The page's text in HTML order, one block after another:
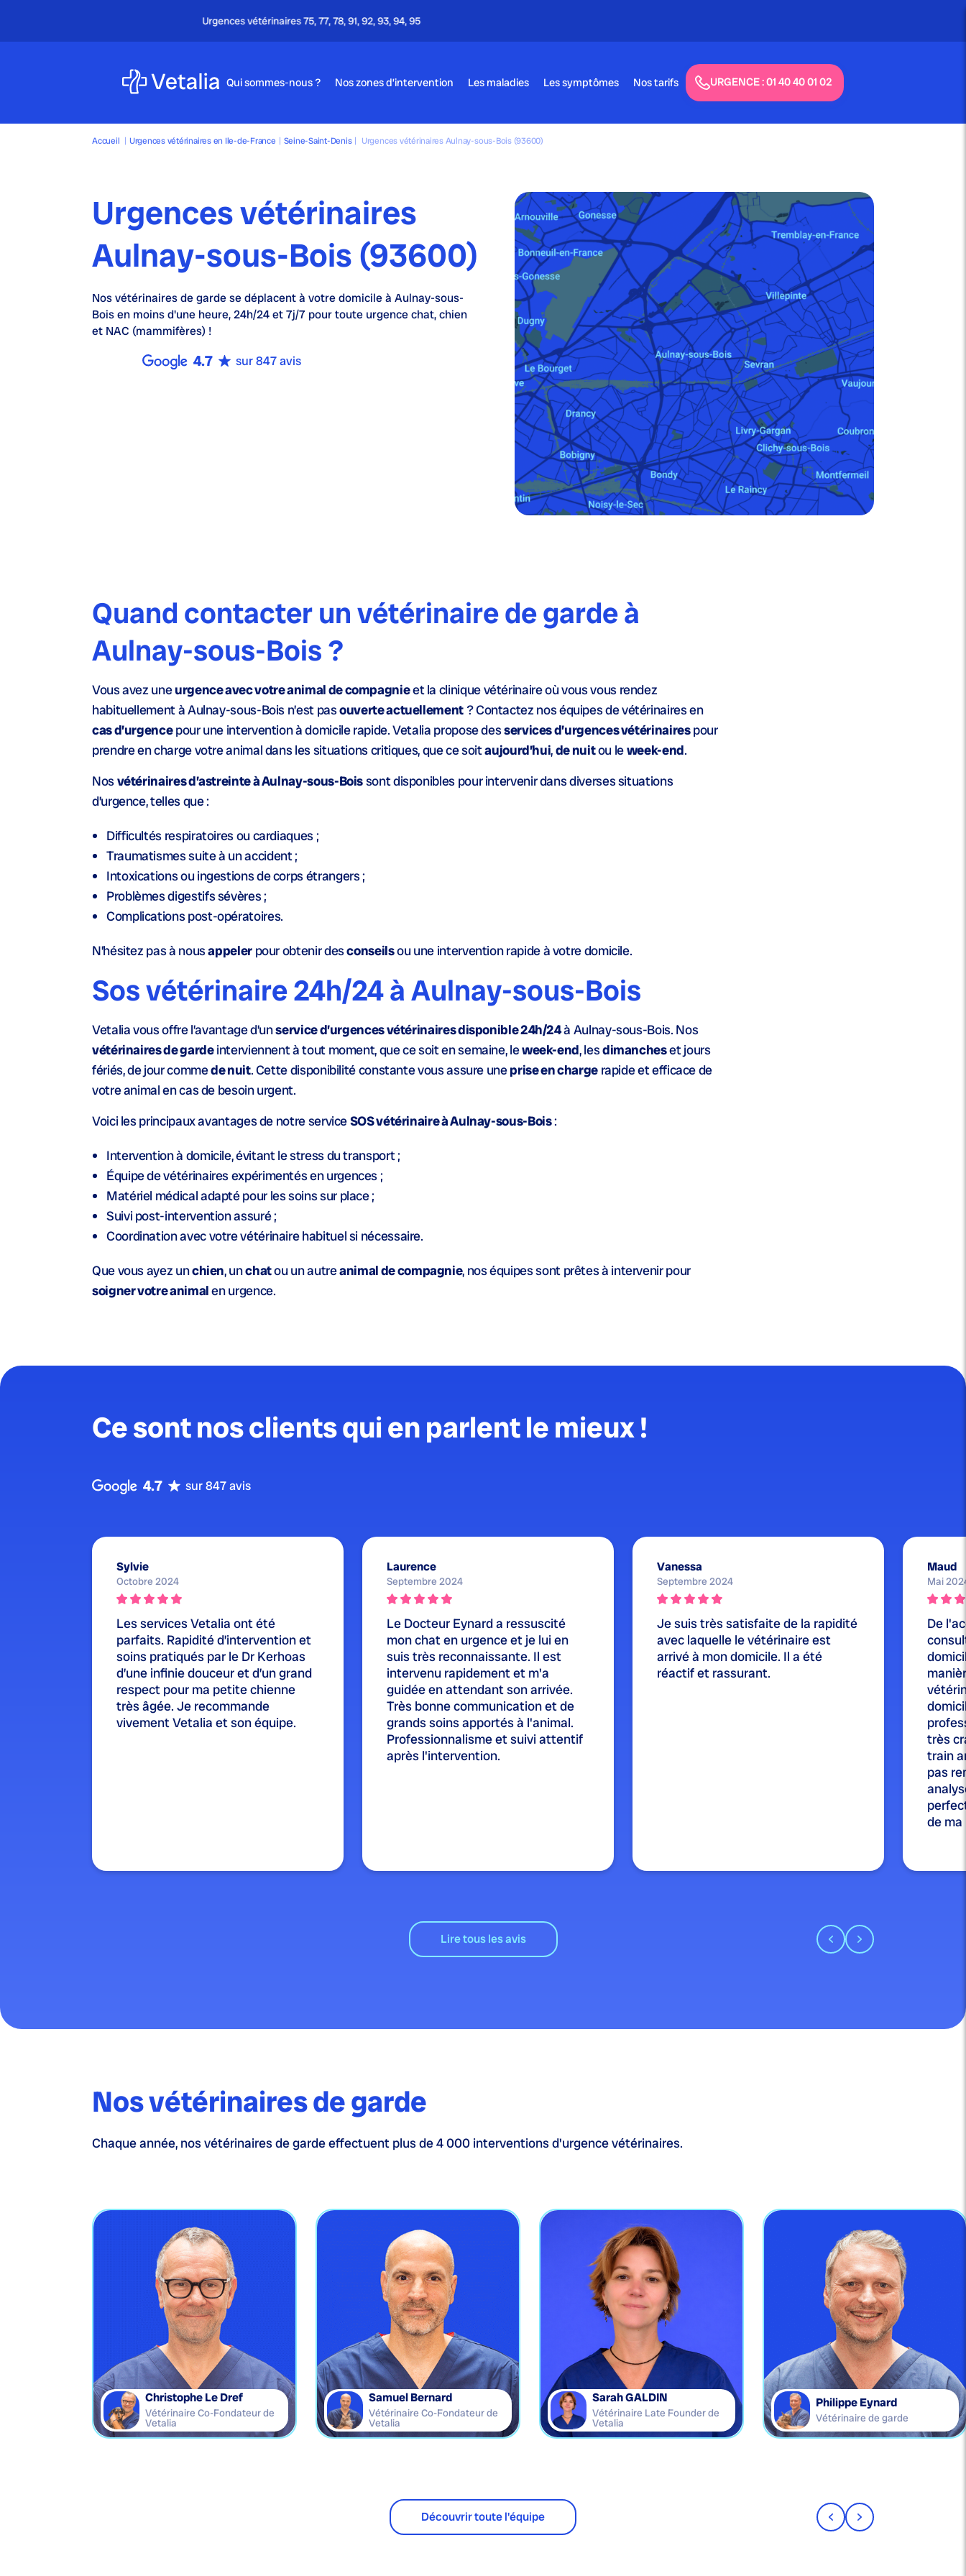
Qui sommes-nous ? Nos zones d’intervention Les maladies Les symptômes Nos tarifs URGENCE : 01 40 40 01 02
Accueil | Urgences vétérinaires en Ile-de-France | Seine-Saint-Denis | Urgences vétérinaires Aulnay-sous-Bois (93600)
Urgences vétérinaires
Aulnay-sous-Bois (93600)
Nosvétérinaires de gardese déplacent à votre domicile à Aulnay-sous-
Bois en moins d'une heure,24h/24 et 7j/7 pour toute urgence chat, chien
et NAC (mammifères) !
4.7 sur 847 avis
Quand contacter un vétérinaire de garde à
Aulnay-sous-Bois ?
Vous avez uneurgence avec votre animal de compagnieet la clinique vétérinaire où vous vous rendez
habituellement à Aulnay-sous-Bois n’est pasouverte actuellement? Contactez nos équipes de vétérinaires en
cas d’urgencepour une intervention à domicile rapide. Vetalia propose desservices d’urgences vétérinairespour
prendre en charge votre animal dans les situations critiques, que ce soitaujourd’hui,de nuitou leweek-end.
Nosvétérinaires d’astreinte à Aulnay-sous-Boissont disponibles pour intervenir dans diverses situations
d’urgence, telles que :
Difficultés respiratoires ou cardiaques ;
Traumatismes suite à un accident ;
Intoxications ou ingestions de corps étrangers ;
Problèmes digestifs sévères ;
Complications post-opératoires.
N’hésitez pas à nousappelerpour obtenir desconseilsou une intervention rapide à votre domicile.
Sos vétérinaire 24h/24 à Aulnay-sous-Bois
Vetalia vous offre l’avantage d’unservice d’urgences vétérinaires disponible 24h/24à Aulnay-sous-Bois. Nos
vétérinaires de gardeinterviennent à tout moment, que ce soit en semaine, leweek-end, lesdimancheset jours
fériés, de jour commede nuit. Cette disponibilité constante vous assure uneprise en chargerapide et efficace de
votre animal en cas de besoin urgent.
Voici les principaux avantages de notre serviceSOS vétérinaire à Aulnay-sous-Bois:
Intervention à domicile, évitant le stress du transport ;
Équipe de vétérinaires expérimentés en urgences ;
Matériel médical adapté pour les soins sur place ;
Suivi post-intervention assuré ;
Coordination avec votre vétérinaire habituel si nécessaire.
Que vous ayez unchien, unchatou un autreanimal de compagnie, nos équipes sont prêtes à intervenir pour
soigner votre animalen urgence.
Ce sont nos clients qui en parlent le mieux !
4.7 sur 847 avis
Sylvie
Octobre 2024
Les services Vetalia ont été
parfaits. Rapidité d’intervention et
soins pratiqués par le Dr Kerhoas
d’une infinie douceur et d’un grand
respect pour ma petite chienne
très âgée. Je recommande
vivement Vetalia et son équipe.
Laurence
Septembre 2024
Le Docteur Eynard a ressuscité
mon chat en urgence et je lui en
suis très reconnaissante. Il est
intervenu rapidement et m'a
guidée en attendant son arrivée.
Très bonne communication et de
grands soins apportés à l'animal.
Professionnalisme et suivi attentif
après l'intervention.
Vanessa
Septembre 2024
Je suis très satisfaite de la rapidité
avec laquelle le vétérinaire est
arrivé à mon domicile. Il a été
réactif et rassurant.
Maud
Mai
De
très
train
pas
de
Lire tous les avis
Nos vétérinaires de garde
Chaque année, nos vétérinaires de garde effectuent plus de 4 000 interventions d'urgence vétérinaires.
Christophe Le Dref
Vétérinaire Co-Fondateur de
Vetalia
Samuel Bernard
Vétérinaire Co-Fondateur de
Vetalia
Sarah GALDIN
Vétérinaire Late Founder de
Vetalia
Philippe Eynard
Vétérinaire de garde
Découvrir toute l'équipe